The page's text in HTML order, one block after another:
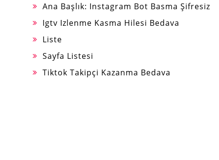
Ana Başlık: Instagram Bot Basma Şifresiz
Igtv Izlenme Kasma Hilesi Bedava
Liste
Sayfa Listesi
Tiktok Takipçi Kazanma Bedava